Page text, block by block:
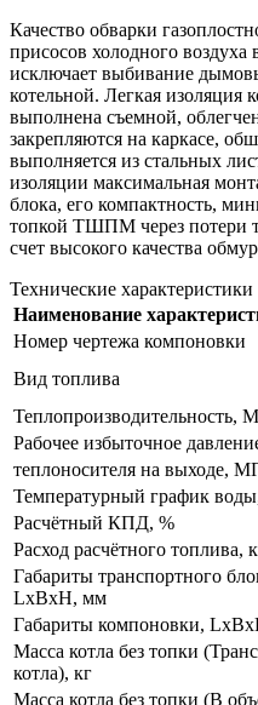
Качество обварки
присосов холодного
исключает выбивание
котельной. Легкая изоляция
выполнена съемной,
закрепляются на каркасе,
выполняется из стальных
изоляции максимальная
блока, его компактность,
топкой ТШПМ через потери
счет высокого качества
Технические характеристики
Наименование
Номер чертежа компоновки
Вид топлива
Теплопроизводительность,
Рабочее избыточное
теплоносителя на выходе,
Температурный график
Расчётный КПД, %
Расход расчётного топлива,
Габариты транспортного
LxBxH, мм
Габариты компоновки,
Масса котла без топки
котла), кг
Масса котла без топки (В